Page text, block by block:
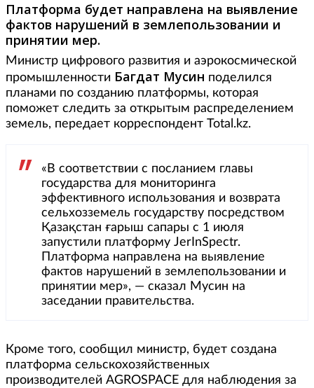
Платформа будет направлена на выявление
фактов нарушений в землепользовании и
принятии мер.
Министр цифрового развития и аэрокосмической
промышленности Багдат Мусин поделился
планами по созданию платформы, которая
поможет следить за открытым распределением
земель, передает корреспондент Total.kz.
«В соответствии с посланием главы
государства для мониторинга
эффективного использования и возврата
сельхозземель государству посредством
Қазақстан ғарыш сапары с 1 июля
запустили платформу JerInSpectr.
Платформа направлена на выявление
фактов нарушений в землепользовании и
принятии мер», — сказал Мусин на
заседании правительства.
Кроме того, сообщил министр, будет создана
платформа сельскохозяйственных
производителей AGROSPACE для наблюдения за